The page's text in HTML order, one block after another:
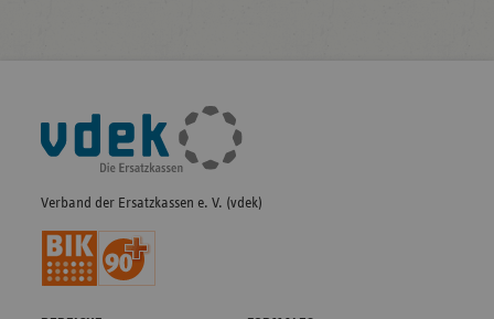
Fußleisten-
Navigation
Verband der Ersatzkassen e. V. (vdek)